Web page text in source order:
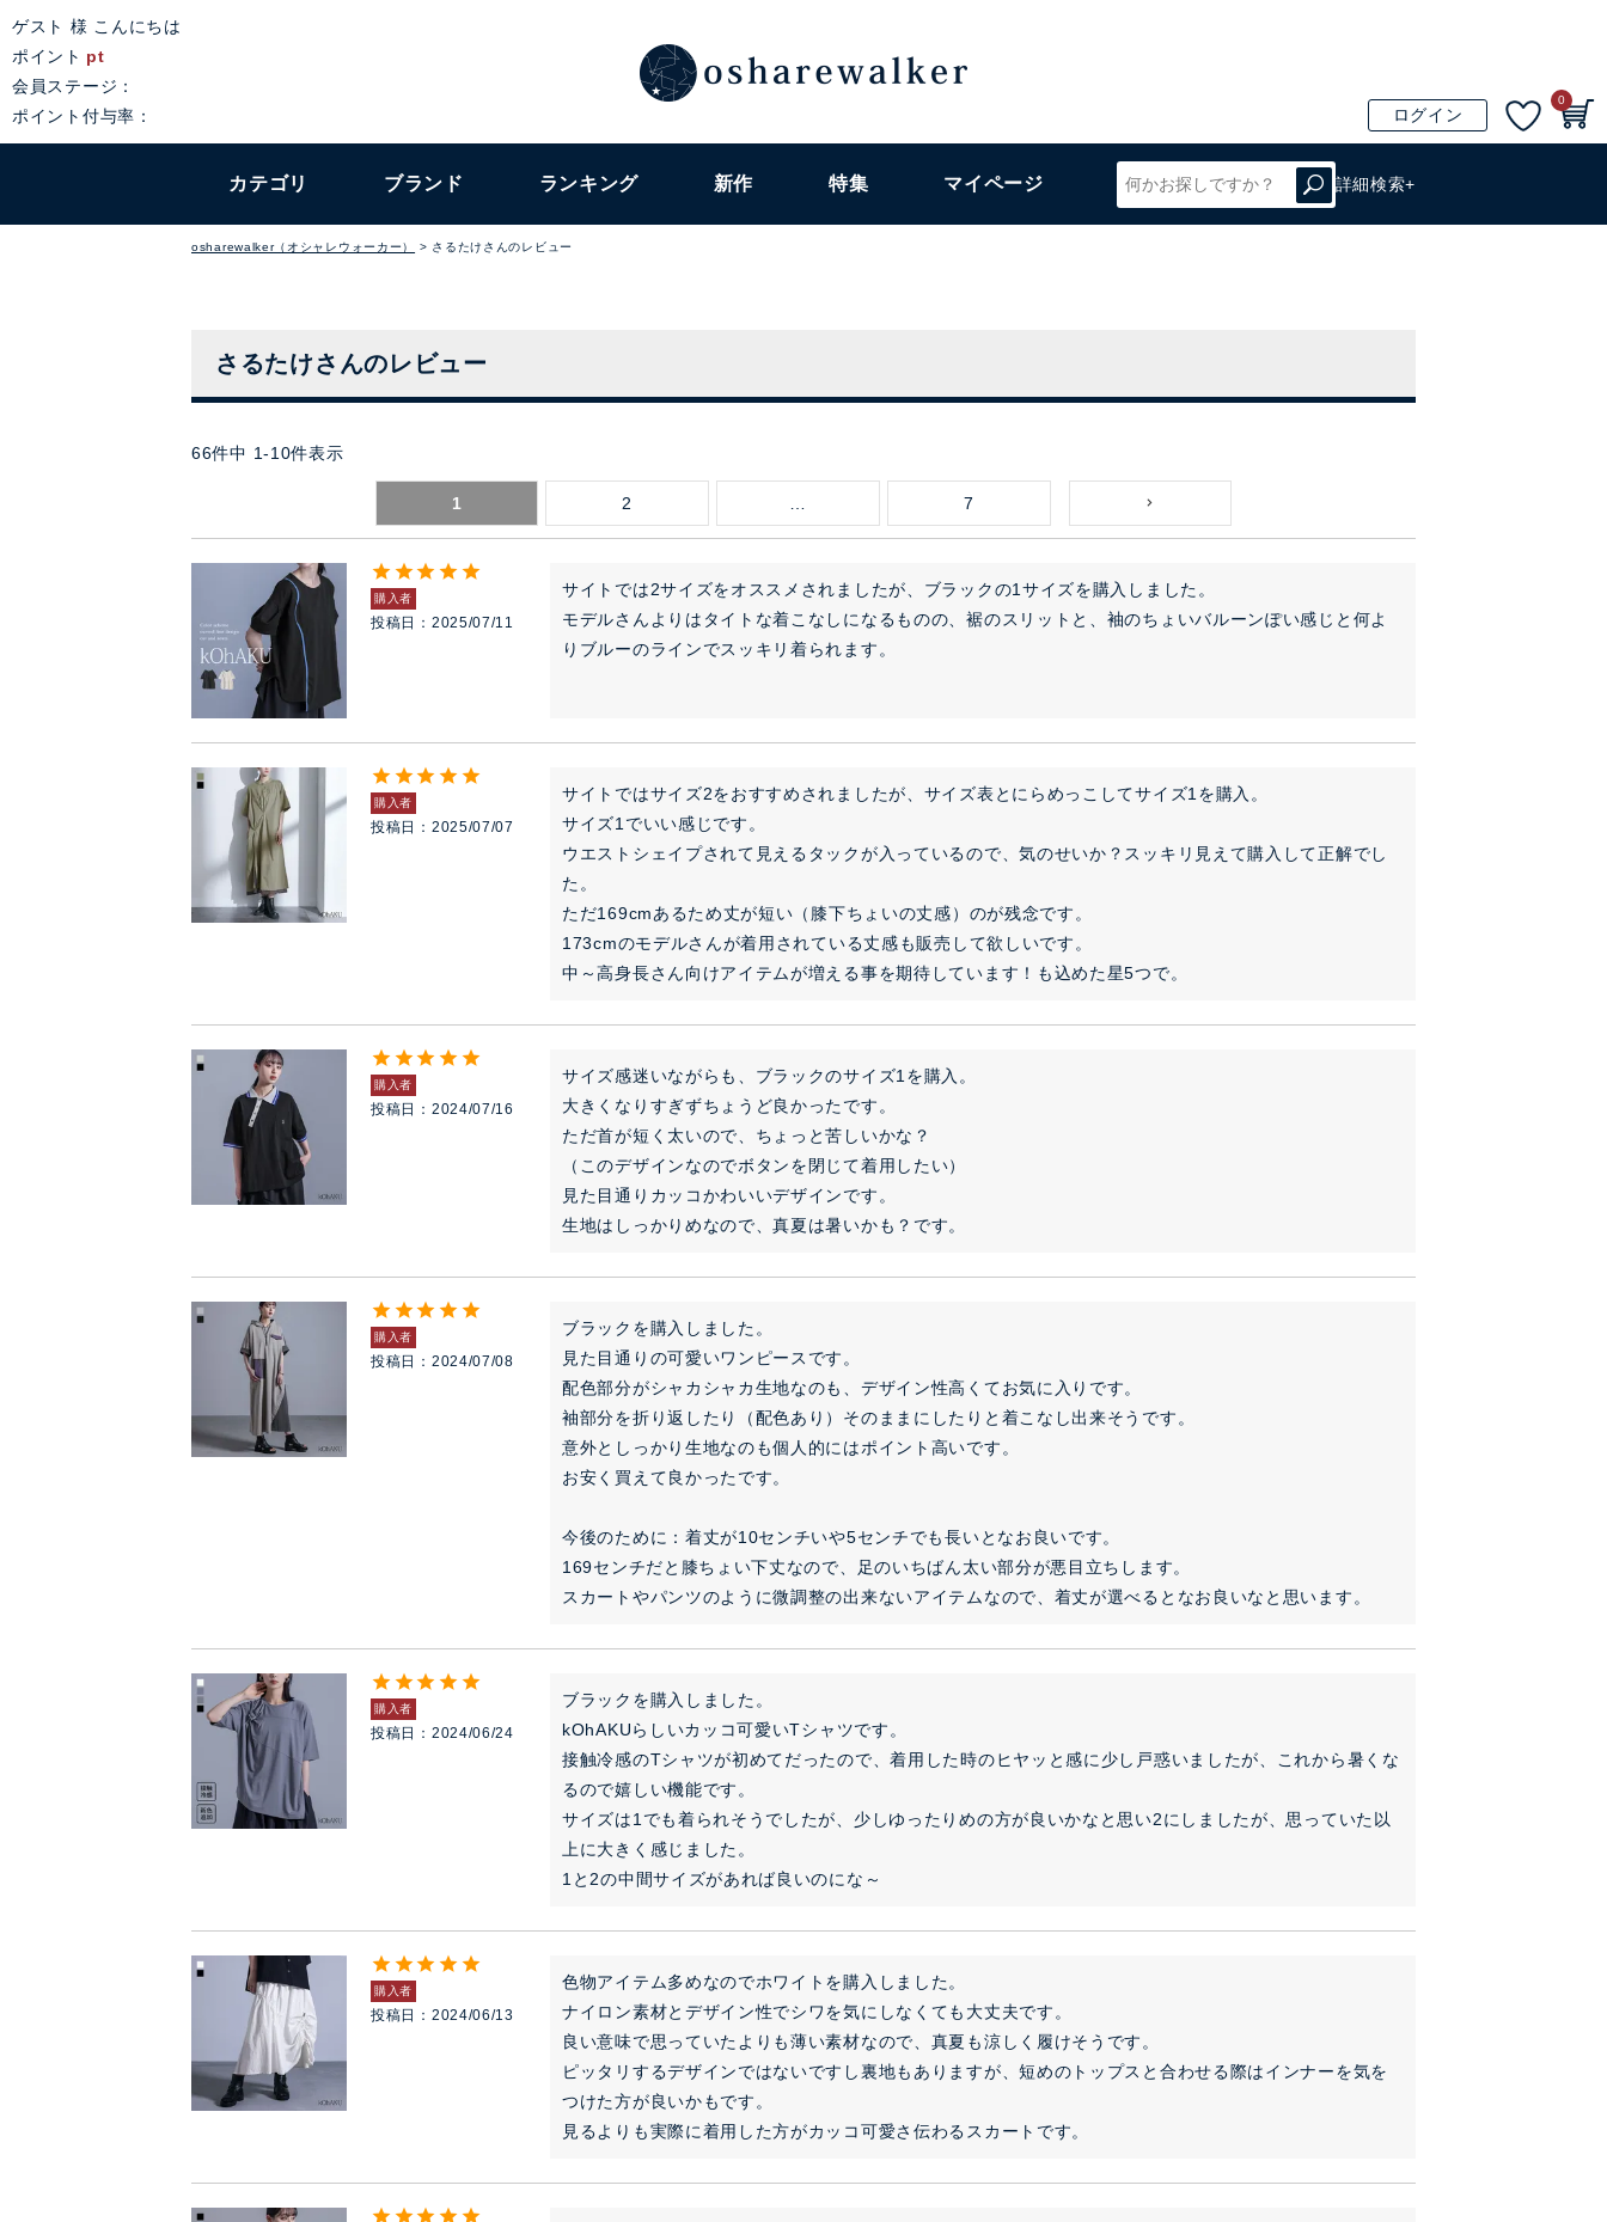
ゲスト 様 こんにちは
ポイント pt
会員ステージ：
ポイント付与率：
ログイン
0
カテゴリ ブランド ランキング 新作 特集 マイページ 詳細検索+
osharewalker（オシャレウォーカー） さるたけさんのレビュー
さるたけさんのレビュー
66件中 1-10件表示
1 2 7
購入者
投稿日 2025/07/11
サイトでは2サイズをオススメされましたが、ブラックの1サイズを購入しました。
モデルさんよりはタイトな着こなしになるものの、裾のスリットと、袖のちょいバルーンぽい感じと何よ
りブルーのラインでスッキリ着られます。
購入者
投稿日 2025/07/07
サイトではサイズ2をおすすめされましたが、サイズ表とにらめっこしてサイズ1を購入。
サイズ1でいい感じです。
ウエストシェイプされて見えるタックが入っているので、気のせいか？スッキリ見えて購入して正解でし
た。
ただ169cmあるため丈が短い（膝下ちょいの丈感）のが残念です。
173cmのモデルさんが着用されている丈感も販売して欲しいです。
中～高身長さん向けアイテムが増える事を期待しています！も込めた星5つで。
購入者
投稿日 2024/07/16
サイズ感迷いながらも、ブラックのサイズ1を購入。
大きくなりすぎずちょうど良かったです。
ただ首が短く太いので、ちょっと苦しいかな？
（このデザインなのでボタンを閉じて着用したい）
見た目通りカッコかわいいデザインです。
生地はしっかりめなので、真夏は暑いかも？です。
購入者
投稿日 2024/07/08
ブラックを購入しました。
見た目通りの可愛いワンピースです。
配色部分がシャカシャカ生地なのも、デザイン性高くてお気に入りです。
袖部分を折り返したり（配色あり）そのままにしたりと着こなし出来そうです。
意外としっかり生地なのも個人的にはポイント高いです。
お安く買えて良かったです。
今後のために：着丈が10センチいや5センチでも長いとなお良いです。
169センチだと膝ちょい下丈なので、足のいちばん太い部分が悪目立ちします。
スカートやパンツのように微調整の出来ないアイテムなので、着丈が選べるとなお良いなと思います。
購入者
投稿日 2024/06/24
ブラックを購入しました。
kOhAKUらしいカッコ可愛いTシャツです。
接触冷感のTシャツが初めてだったので、着用した時のヒヤッと感に少し戸惑いましたが、これから暑くな
るので嬉しい機能です。
サイズは1でも着られそうでしたが、少しゆったりめの方が良いかなと思い2にしましたが、思っていた以
上に大きく感じました。
1と2の中間サイズがあれば良いのにな～
購入者
投稿日 2024/06/13
色物アイテム多めなのでホワイトを購入しました。
ナイロン素材とデザイン性でシワを気にしなくても大丈夫です。
良い意味で思っていたよりも薄い素材なので、真夏も涼しく履けそうです。
ピッタリするデザインではないですし裏地もありますが、短めのトップスと合わせる際はインナーを気を
つけた方が良いかもです。
見るよりも実際に着用した方がカッコ可愛さ伝わるスカートです。